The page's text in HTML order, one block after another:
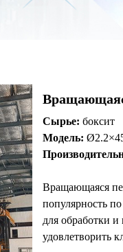
Сырье: боксит
Модель:
Вращающаяся
популярность
для обработки
удовлетворить